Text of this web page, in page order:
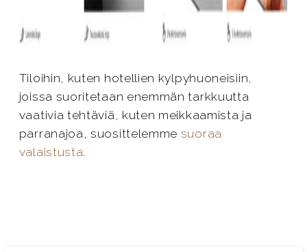
Tiloihin, kuten hotellien kylpyhuoneisiin,
joissa suoritetaan enemmän tarkkuutta
vaativia tehtäviä, kuten meikkaamista ja
parranajoa, suosittelemme suoraa
valaistusta.